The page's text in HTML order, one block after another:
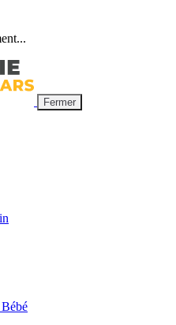
Fermer